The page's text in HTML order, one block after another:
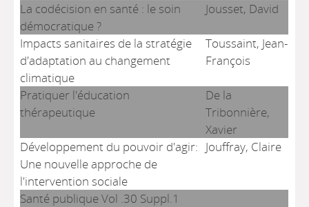
La codécision en santé : le soin
démocratique ?
Jousset, David
Impacts sanitaires de la stratégie
d'adaptation au changement
climatique
Toussaint, Jean-
François
Pratiquer l'éducation
thérapeutique
De la
Tribonnière,
Xavier
Développement du pouvoir d'agir:
Une nouvelle approche de
l'intervention sociale
Jouffray, Claire
Santé publique Vol .30 Suppl.1